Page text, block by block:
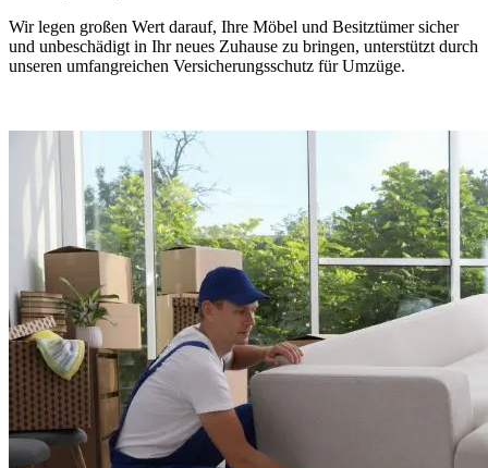
Wir legen großen Wert darauf, Ihre Möbel und Besitztümer sicher
und unbeschädigt in Ihr neues Zuhause zu bringen, unterstützt durch
unseren umfangreichen Versicherungsschutz für Umzüge.